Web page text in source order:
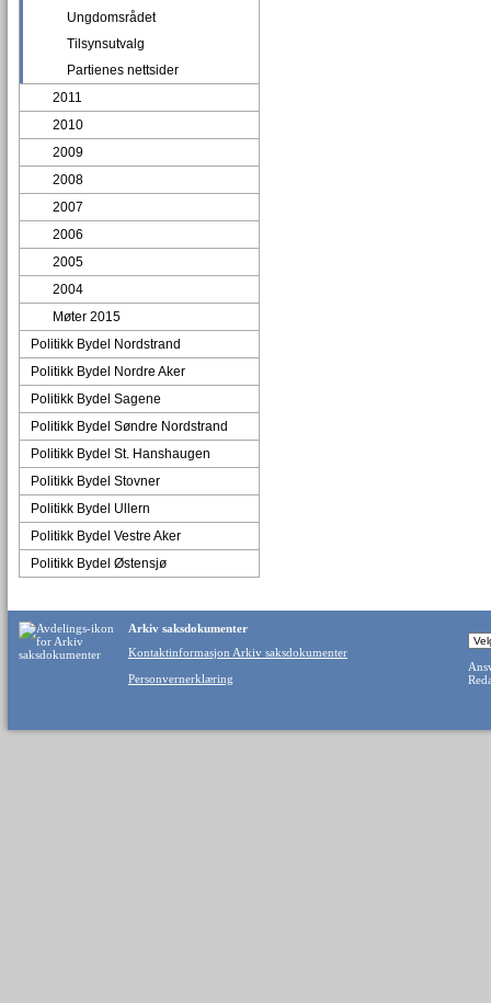
Ungdomsrådet
Tilsynsutvalg
Partienes nettsider
2011
2010
2009
2008
2007
2006
2005
2004
Møter 2015
Politikk Bydel Nordstrand
Politikk Bydel Nordre Aker
Politikk Bydel Sagene
Politikk Bydel Søndre Nordstrand
Politikk Bydel St. Hanshaugen
Politikk Bydel Stovner
Politikk Bydel Ullern
Politikk Bydel Vestre Aker
Politikk Bydel Østensjø
Arkiv saksdokumenter
Kontaktinformasjon Arkiv saksdokumenter
Personvernerklæring